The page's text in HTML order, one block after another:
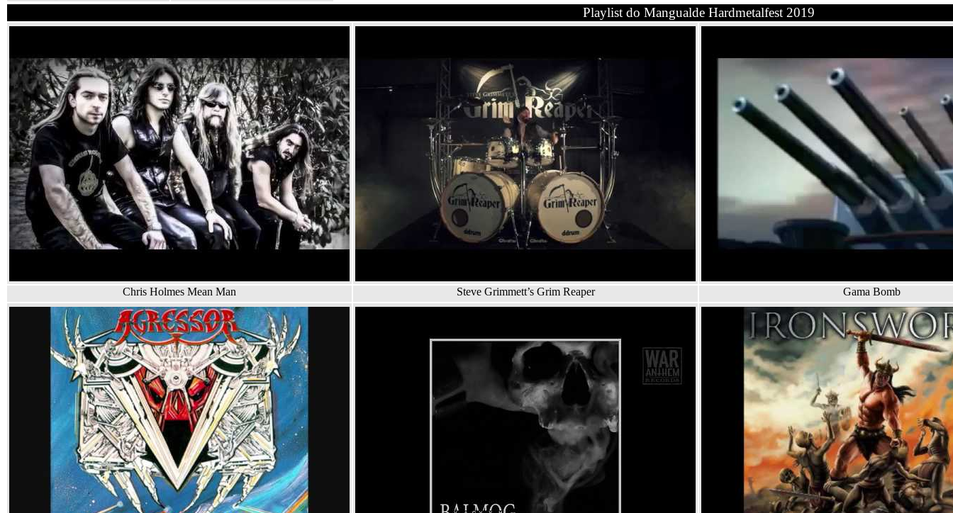
Playlist do Mangualde Hardmetalfest 2019
Chris Holmes Mean Man Steve Grimmett’s Grim Reaper Gama Bomb